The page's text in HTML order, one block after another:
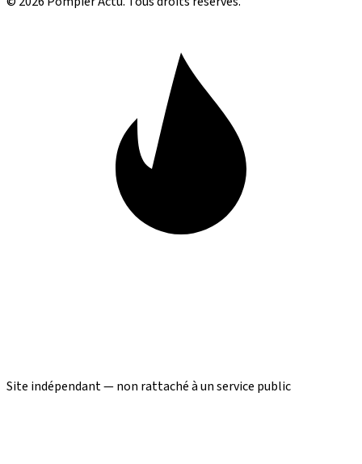
Site indépendant — non rattaché à un service public